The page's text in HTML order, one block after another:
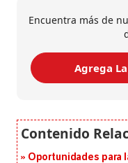
Encuentra más de
Agrega
Oportunidades para